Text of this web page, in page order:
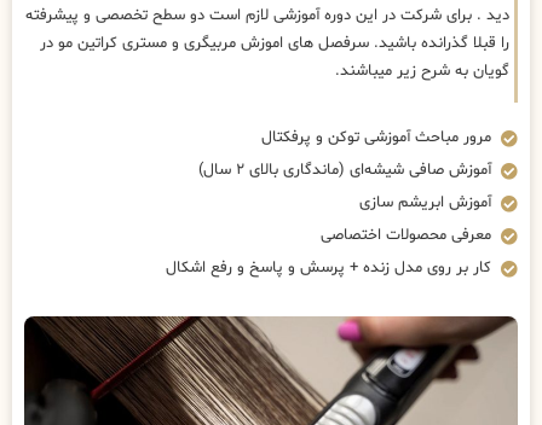
دید . برای شرکت در این دوره آموزشی لازم است دو سطح تخصصی و پیشرفته
را قبلا گذرانده باشید. سرفصل های اموزش مربیگری و مستری کراتین مو در
گویان به شرح زیر میباشند.
مرور مباحث آموزشی توکن و پرفکتال
آموزش صافی شیشه‌ای (ماندگاری بالای ۲ سال)
آموزش ابریشم سازی
معرفی محصولات اختصاصی
کار بر روی مدل زنده + پرسش و پاسخ و رفع اشکال